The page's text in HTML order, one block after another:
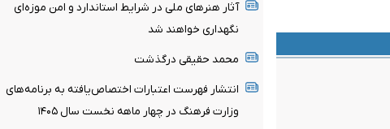
آثار هنرهای ملی در شرایط استاندارد و امن موزه‌ای
نگهداری خواهند شد
محمد حقیقی درگذشت
انتشار فهرست اعتبارات اختصاص‌یافته به برنامه‌های
وزارت فرهنگ در چهار ماهه نخست سال ۱۴۰۵